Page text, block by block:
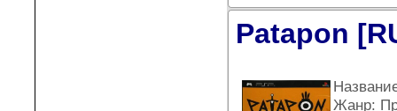
Patapon
Жанр: